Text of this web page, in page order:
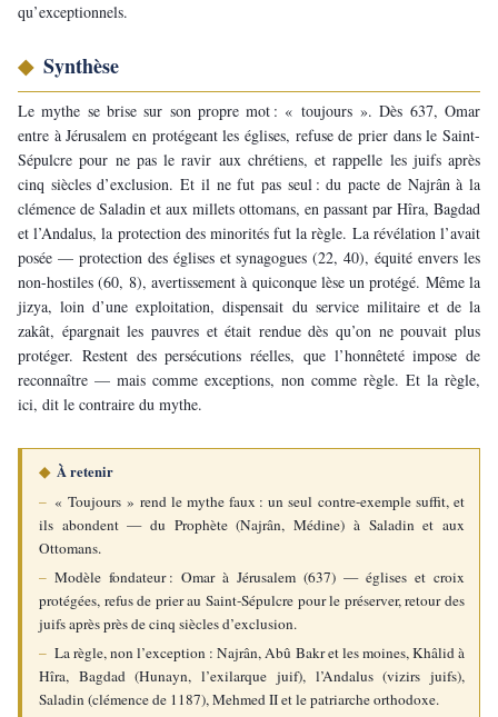
qu’exceptionnels.
◆ Synthèse
Le mythe se brise sur son propre mot : « toujours ». Dès 637, Omar
entre à Jérusalem en protégeant les églises, refuse de prier dans le Saint-
Sépulcre pour ne pas le ravir aux chrétiens, et rappelle les juifs après
cinq siècles d’exclusion. Et il ne fut pas seul : du pacte de Najrân à la
clémence de Saladin et aux millets ottomans, en passant par Hîra, Bagdad
et l’Andalus, la protection des minorités fut la règle. La révélation l’avait
posée — protection des églises et synagogues (22, 40), équité envers les
non-hostiles (60, 8), avertissement à quiconque lèse un protégé. Même la
jizya, loin d’une exploitation, dispensait du service militaire et de la
zakât, épargnait les pauvres et était rendue dès qu’on ne pouvait plus
protéger. Restent des persécutions réelles, que l’honnêteté impose de
reconnaître — mais comme exceptions, non comme règle. Et la règle,
ici, dit le contraire du mythe.
◆ À retenir
– « Toujours » rend le mythe faux : un seul contre-exemple suffit, et
ils abondent — du Prophète (Najrân, Médine) à Saladin et aux
Ottomans.
– Modèle fondateur : Omar à Jérusalem (637) — églises et croix
protégées, refus de prier au Saint-Sépulcre pour le préserver, retour des
juifs après près de cinq siècles d’exclusion.
– La règle, non l’exception : Najrân, Abû Bakr et les moines, Khâlid à
Hîra, Bagdad (Hunayn, l’exilarque juif), l’Andalus (vizirs juifs),
Saladin (clémence de 1187), Mehmed II et le patriarche orthodoxe.